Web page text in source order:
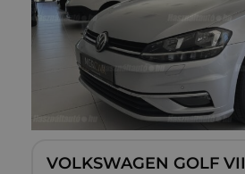
VOLKSWAGEN GOLF VII